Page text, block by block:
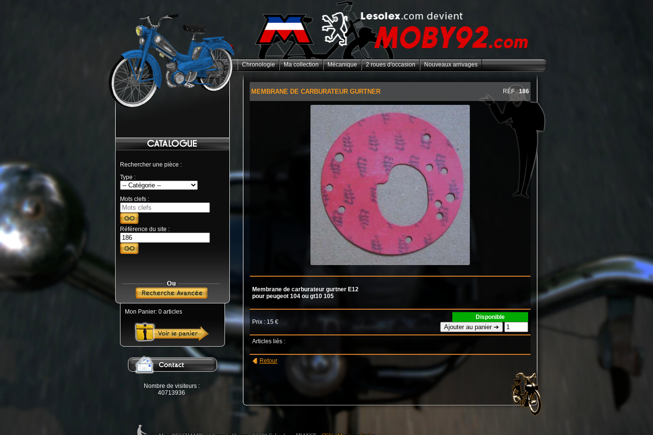
Rechercher une pièce :
Type :
Mots clefs :
Référence du site :
Mon Panier: 0 articles
Nombre de visiteurs :
40713936
Chronologie Ma collection Mécanique 2 roues d'occasion Nouveaux arrivages
MEMBRANE DE CARBURATEUR GURTNER RÉF :186
Membrane de carburateur gurtner E12
pour peugeot 104 ou gt10 105
Prix : 15 €
Disponible
Articles liés :
Retour